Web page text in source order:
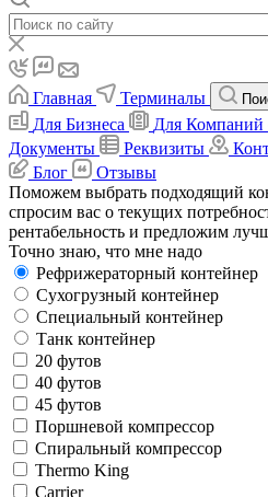
Главная Терминалы
Для Бизнеса
Для Компаний
Документы
Реквизиты
Блог
Отзывы
Поможем выбрать подходящий
спросим вас о текущих
рентабельность и предложим
Точно знаю, что мне надо
Рефрижераторный контейнер
Сухогрузный контейнер
Специальный контейнер
Танк контейнер
20 футов
40 футов
45 футов
Поршневой компрессор
Спиральный компрессор
Thermo King
Carrier